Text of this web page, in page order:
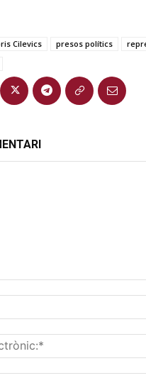
Cilevics presos polítics